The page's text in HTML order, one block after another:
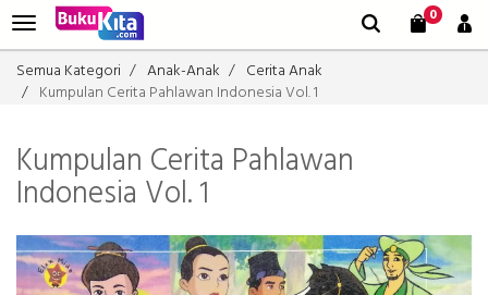
0
Semua Kategori Anak-Anak
Cerita Anak
Kumpulan Cerita Pahlawan Indonesia Vol. 1
Kumpulan Cerita Pahlawan
Indonesia Vol. 1